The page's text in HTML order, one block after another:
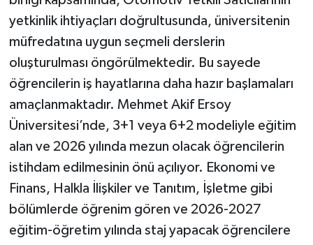
yetkinlik ihtiyaçları doğrultusunda, üniversitenin
müfredatına uygun seçmeli derslerin
oluşturulması öngörülmektedir. Bu sayede
öğrencilerin iş hayatlarına daha hazır başlamaları
amaçlanmaktadır. Mehmet Akif Ersoy
Üniversitesi’nde, 3+1 veya 6+2 modeliyle eğitim
alan ve 2026 yılında mezun olacak öğrencilerin
istihdam edilmesinin önü açılıyor. Ekonomi ve
Finans, Halkla İlişkiler ve Tanıtım, İşletme gibi
bölümlerde öğrenim gören ve 2026-2027
eğitim-öğretim yılında staj yapacak öğrencilere